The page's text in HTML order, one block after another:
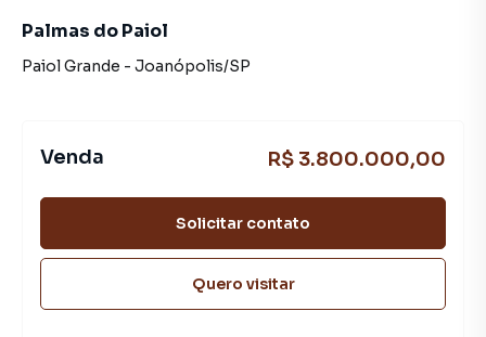
Palmas do Paiol
Paiol Grande - Joanópolis/SP
Venda R$ 3.800.000,00
Solicitar contato
Quero visitar